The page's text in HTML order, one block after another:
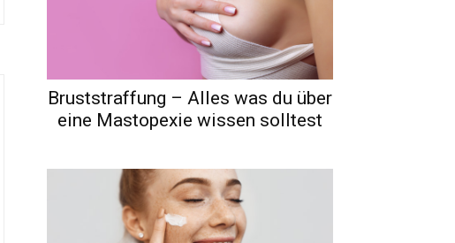
Bruststraffung – Alles was du über
eine Mastopexie wissen solltest